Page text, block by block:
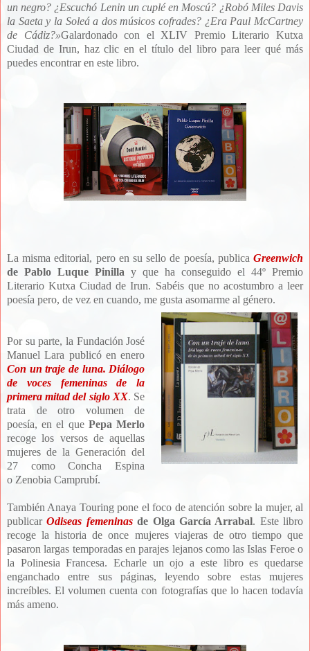
un negro? ¿Escuchó Lenin un cuplé en Moscú? ¿Robó Miles Davis
la Saeta y la Soleá a dos músicos cofrades? ¿Era Paul McCartney
de Cádiz?»Galardonado con el XLIV Premio Literario Kutxa
Ciudad de Irun, haz clic en el título del libro para leer qué más
puedes encontrar en este libro.
La misma editorial, pero en su sello de poesía, publica Greenwich
de Pablo Luque Pinilla y que ha conseguido el 44º Premio
Literario Kutxa Ciudad de Irun. Sabéis que no acostumbro a leer
poesía pero, de vez en cuando, me gusta asomarme al género.
Por su parte, la Fundación José
Manuel Lara publicó en enero
Con un traje de luna. Diálogo
de voces femeninas de la
primera mitad del siglo XX. Se
trata de otro volumen de
poesía, en el que Pepa Merlo
recoge los versos de aquellas
mujeres de la Generación del
27 comoConcha Espina
o Zenobia Camprubí.
También Anaya Touring pone el foco de atención sobre la mujer, al
publicarOdiseas femeninasde Olga García Arrabal. Este libro
recoge la historia de once mujeres viajeras de otro tiempo que
pasaron largas temporadas en parajes lejanos como las Islas Feroe o
la Polinesia Francesa. Echarle un ojo a este libro es quedarse
enganchado entre sus páginas, leyendo sobre estas mujeres
increíbles. El volumen cuenta con fotografías que lo hacen todavía
más ameno.